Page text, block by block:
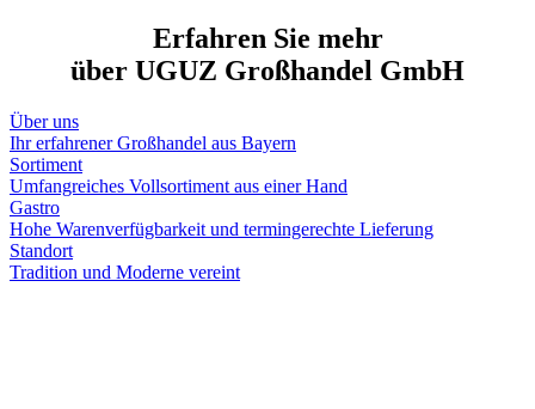
Erfahren Sie mehr
über UGUZ Großhandel GmbH
Über uns
Ihr erfahrener Großhandel aus Bayern
Sortiment
Umfangreiches Vollsortiment aus einer Hand
Gastro
Hohe Warenverfügbarkeit und termingerechte Lieferung
Standort
Tradition und Moderne vereint